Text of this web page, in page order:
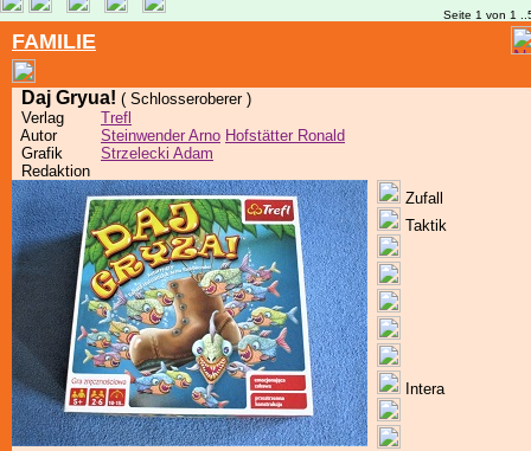
Seite 1 von 1
FAMILIE
Daj Gryua! ( Schlosseroberer )
Verlag
Trefl
Autor
Steinwender Arno Hofstätter Ronald
Grafik
Strzelecki Adam
Redaktion
Zufall
Taktik
Intera